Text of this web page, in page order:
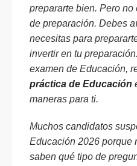
prepararte bien. Pero
de preparación. Debes
necesitas para
invertir en tu
examen de Educación,
práctica de Educación
maneras para ti.
Muchos candidatos
Educación 2026 porque
saben qué tipo de